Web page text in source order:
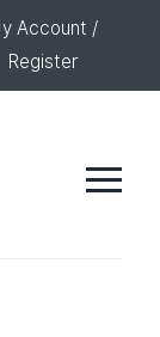
Account /
Register